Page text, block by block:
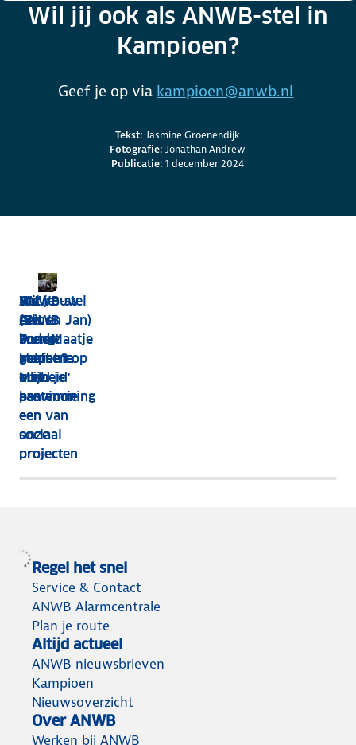
Wil jij ook als ANWB-stel in
Kampioen?
Geef je op via kampioen@anwb.nl
Credits en bronnenTekst:Jasmine Groenendijk
Fotografie:Jonathan Andrew
Publicatie:1 december 2024
Wil je
een
ander
helpen?
Meld je
aan voor
een van
onze
projecten
Het
ANWB
Fonds
steunt in
elke
provincie
een
sociaal
project
ANWB-stel
(Els en Jan)
brengt
mensen op
hun
bestemming
Mevrouw
Prins:
'AutoMaatje
geeft me
vrijheid'
Regel het snel
Service & Contact
ANWB Alarmcentrale
Plan je route
Altijd actueel
ANWB nieuwsbrieven
Kampioen
Nieuwsoverzicht
Over ANWB
Werken bij ANWB